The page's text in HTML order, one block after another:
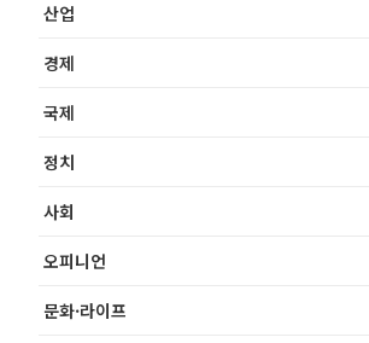
산업
경제
국제
정치
사회
오피니언
문화·라이프